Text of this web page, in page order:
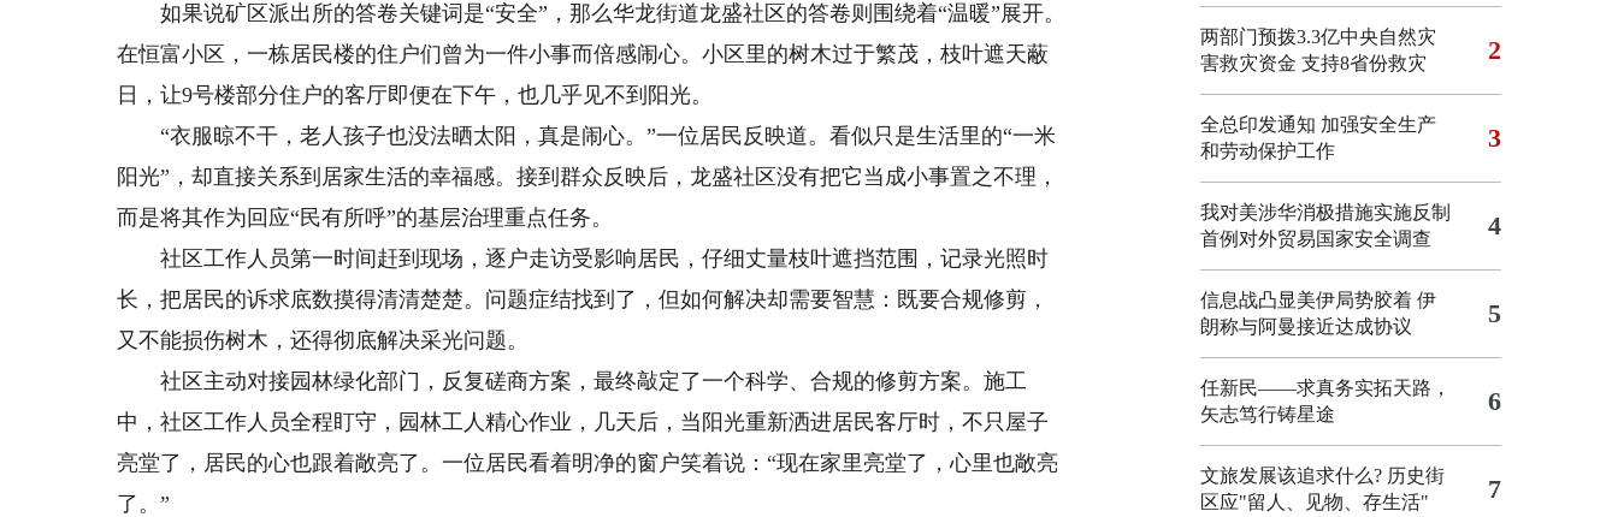
如果说矿区派出所的答卷关键词是“安全”，那么华龙街道龙盛社区的答卷则围绕着“温暖”展开。
在恒富小区，一栋居民楼的住户们曾为一件小事而倍感闹心。小区里的树木过于繁茂，枝叶遮天蔽
日，让9号楼部分住户的客厅即便在下午，也几乎见不到阳光。
“衣服晾不干，老人孩子也没法晒太阳，真是闹心。”一位居民反映道。看似只是生活里的“一米
阳光”，却直接关系到居家生活的幸福感。接到群众反映后，龙盛社区没有把它当成小事置之不理，
而是将其作为回应“民有所呼”的基层治理重点任务。
社区工作人员第一时间赶到现场，逐户走访受影响居民，仔细丈量枝叶遮挡范围，记录光照时
长，把居民的诉求底数摸得清清楚楚。问题症结找到了，但如何解决却需要智慧：既要合规修剪，
又不能损伤树木，还得彻底解决采光问题。
社区主动对接园林绿化部门，反复磋商方案，最终敲定了一个科学、合规的修剪方案。施工
中，社区工作人员全程盯守，园林工人精心作业，几天后，当阳光重新洒进居民客厅时，不只屋子
亮堂了，居民的心也跟着敞亮了。一位居民看着明净的窗户笑着说：“现在家里亮堂了，心里也敞亮
了。”
两部门预拨3.3亿中央自然灾
害救灾资金 支持8省份救灾
2
全总印发通知 加强安全生产
和劳动保护工作
3
我对美涉华消极措施实施反制
首例对外贸易国家安全调查
4
信息战凸显美伊局势胶着 伊
朗称与阿曼接近达成协议
5
任新民——求真务实拓天路，
矢志笃行铸星途
6
文旅发展该追求什么? 历史街
区应"留人、见物、存生活"
7